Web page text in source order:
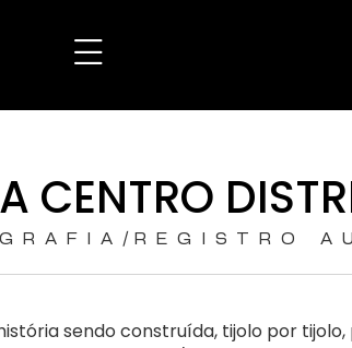
CENTRO
/ REGISTRO
sendo construída, tijolo por